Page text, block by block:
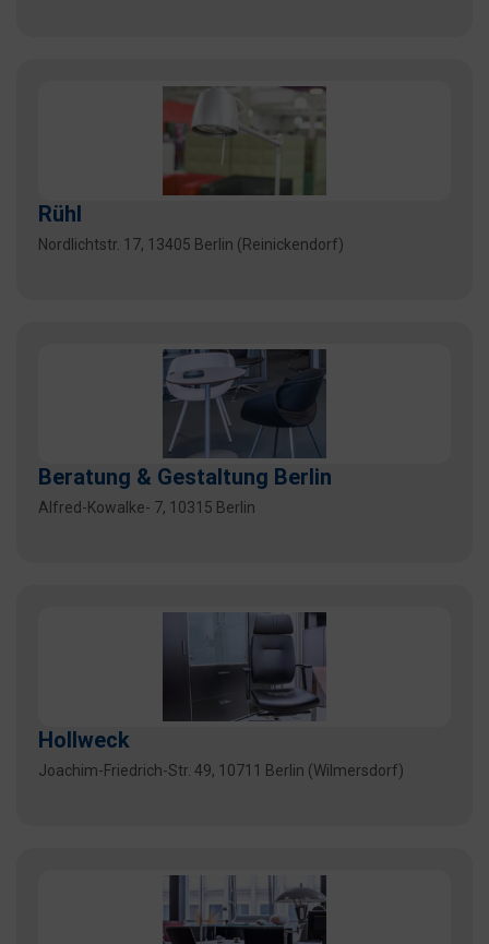
Rühl
Nordlichtstr. 17, 13405 Berlin (Reinickendorf)
Beratung & Gestaltung Berlin
Alfred-Kowalke- 7, 10315 Berlin
Hollweck
Joachim-Friedrich-Str. 49, 10711 Berlin (Wilmersdorf)